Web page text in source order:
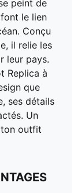
peint de
le lien
Conçu
il relie les
leur pays.
Replica à
que
ses détails
Un
outfit